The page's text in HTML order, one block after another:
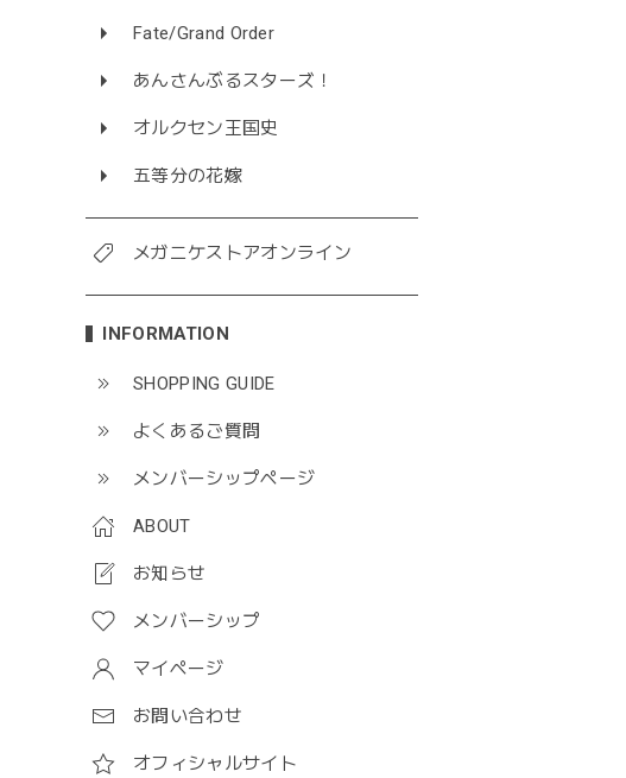
Fate/Grand Order
あんさんぶるスターズ！
オルクセン王国史
五等分の花嫁
メガニケストアオンライン
INFORMATION
SHOPPING GUIDE
よくあるご質問
メンバーシップページ
ABOUT
お知らせ
メンバーシップ
マイページ
お問い合わせ
オフィシャルサイト